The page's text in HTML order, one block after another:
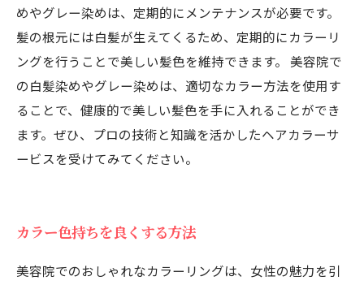
めやグレー染めは、定期的にメンテナンスが必要です。
髪の根元には白髪が生えてくるため、定期的にカラーリ
ングを行うことで美しい髪色を維持できます。 美容院で
の白髪染めやグレー染めは、適切なカラー方法を使用す
ることで、健康的で美しい髪色を手に入れることができ
ます。ぜひ、プロの技術と知識を活かしたヘアカラーサ
ービスを受けてみてください。
カラー色持ちを良くする方法
美容院でのおしゃれなカラーリングは、女性の魅力を引